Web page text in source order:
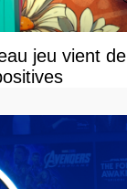
jeu vient de